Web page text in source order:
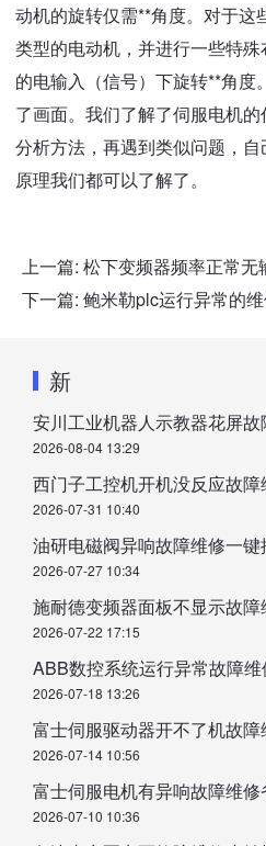
动机的旋转仅需**角度。对于这
类型的电动机，并进行一些特
的电输入（信号）下旋转**角度
了画面。我们了解了伺服电机
分析方法，再遇到类似问题，
原理我们都可以了解了。
上一篇: 松下变频器频率正常无
下一篇: 鲍米勒plc运行异常的
新
安川工业机器人示教器花屏
2026-08-04 13:29
西门子工控机开机没反应故
2026-07-31 10:40
油研电磁阀异响故障维修一键
2026-07-27 10:34
施耐德变频器面板不显示故障
2026-07-22 17:15
ABB数控系统运行异常故障
2026-07-18 13:26
富士伺服驱动器开不了机故
2026-07-14 10:56
富士伺服电机有异响故障维修
2026-07-10 10:36